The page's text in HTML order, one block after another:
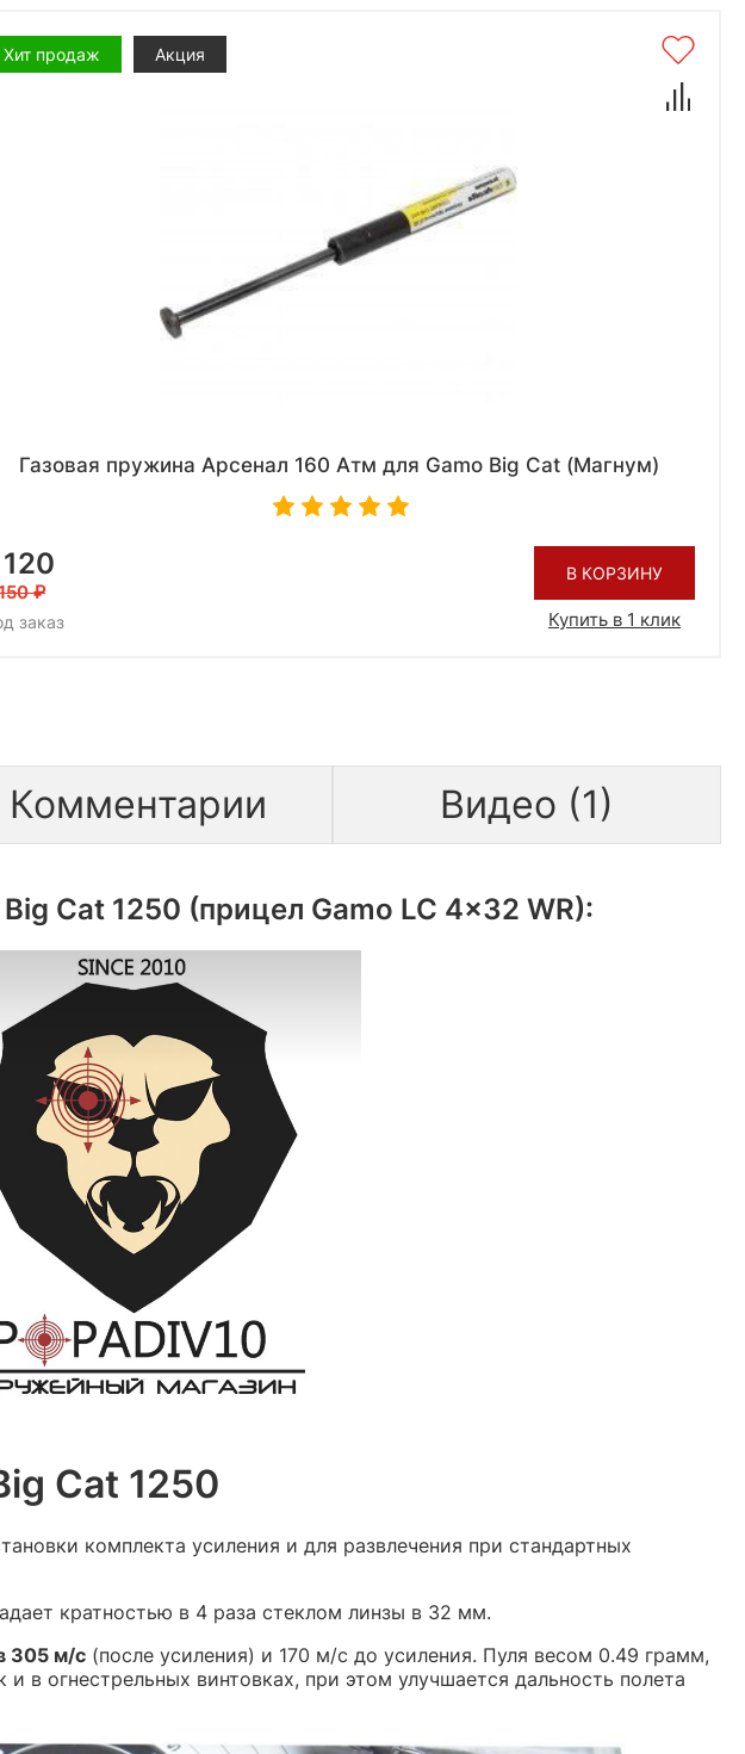
Хит продаж Акция
Газовая пружина Арсенал 160 Атм для Gamo Big Cat (Магнум)
120
заказ
В КОРЗИНУ
Купить в 1 клик
Комментарии Видео (1)
Cat 1250 (прицел Gamo LC 4x32 WR):
Cat 1250
комплекта усиления и для развлечения при стандартных
кратностью в 4 раза стеклом линзы в 32 мм.
305 м/с (после усиления) и 170 м/с до усиления. Пуля весом 0.49 грамм,
в огнестрельных винтовках, при этом улучшается дальность полета